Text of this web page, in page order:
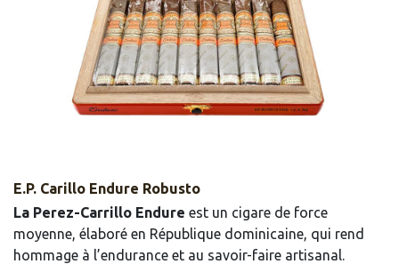
E.P. Carillo Endure Robusto
La Perez-Carrillo Endure est un cigare de force
moyenne, élaboré en République dominicaine, qui rend
hommage à l’endurance et au savoir-faire artisanal.